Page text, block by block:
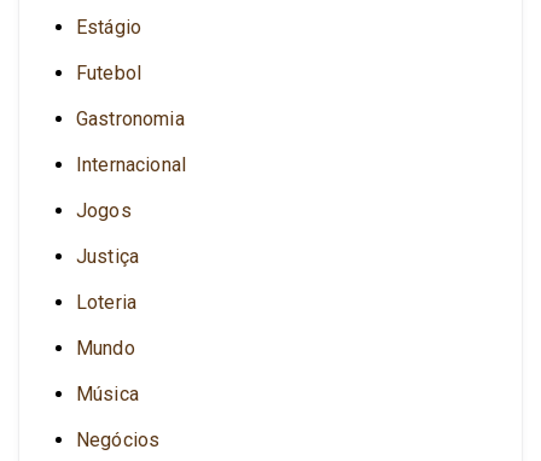
Estágio
Futebol
Gastronomia
Internacional
Jogos
Justiça
Loteria
Mundo
Música
Negócios